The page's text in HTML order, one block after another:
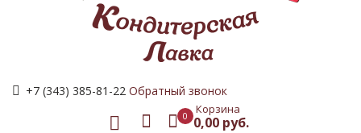
+7 (343) 385-81-22 Обратный звонок
0 Корзина
0,00 руб.